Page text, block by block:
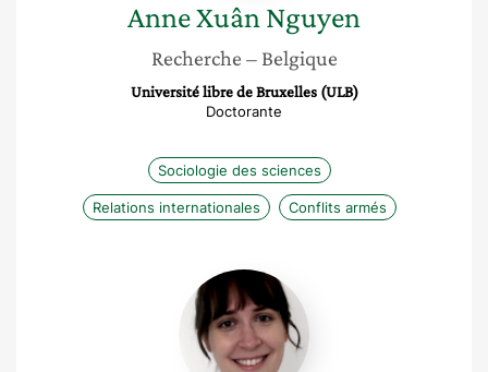
Anne Xuân Nguyen
Recherche – Belgique
Université libre de Bruxelles (ULB)
Doctorante
Sociologie des sciences
Relations internationales Conflits armés
Tiphaine
Viard